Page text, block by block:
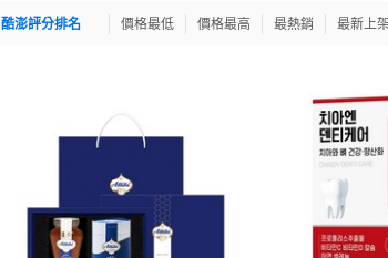
酷澎評分排名 價格最低 價格最高 最熱銷 最新上架